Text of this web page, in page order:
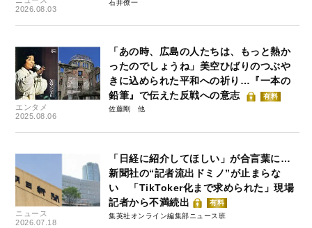
2026.08.03
石井僚一
エンタメ
2025.08.06
「あの時、広島の人たちは、もっと熱か
ったのでしょうね」美空ひばりのつぶや
きに込められた平和への祈り…『一本の
鉛筆』で伝えた反戦への意志
有料
佐藤剛
ニュース
2026.07.18
「日経に紹介してほしい」が合言葉に…
新聞社の“記者流出ドミノ”が止まらな
い 「TikToker化まで求められた」現場
記者から不満続出
有料
集英社オンライン編集部ニュース班